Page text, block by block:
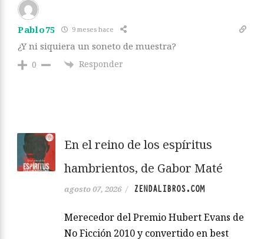
Pablo75 9 meses hace
¿Y ni siquiera un soneto de muestra?
0 Responder
En el reino de los espíritus
hambrientos, de Gabor Maté
agosto 07, 2026 / ZENDALIBROS.COM
Merecedor del Premio Hubert Evans de
No Ficción 2010 y convertido en best